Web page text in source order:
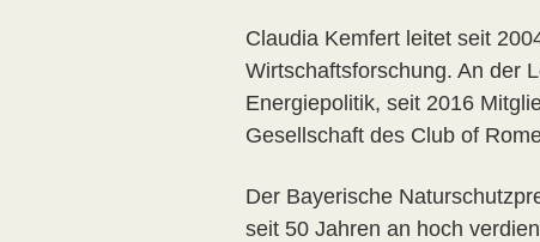
Claudia Kemfert leitet seit
Wirtschaftsforschung. An der
Energiepolitik, seit 2016
Gesellschaft des Club of
Der Bayerische
seit 50 Jahren an hoch